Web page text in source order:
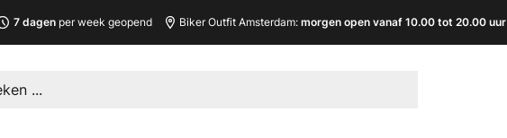
7 dagen per week geopend Biker Outfit Amsterdam:morgen open vanaf 10.00 tot 20.00 uur